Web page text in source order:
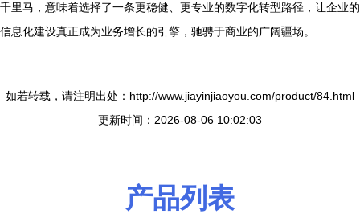
千里马，意味着选择了一条更稳健、更专业的数字化转型路径，让企业的
信息化建设真正成为业务增长的引擎，驰骋于商业的广阔疆场。
如若转载，请注明出处：http://www.jiayinjiaoyou.com/product/84.html
更新时间：2026-08-06 10:02:03
产品列表